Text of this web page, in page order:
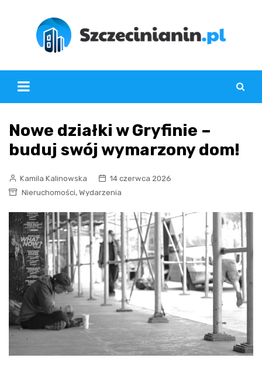
Nowe działki w Gryfinie –
buduj swój wymarzony dom!
Kamila Kalinowska
14 czerwca 2026
Nieruchomości, Wydarzenia